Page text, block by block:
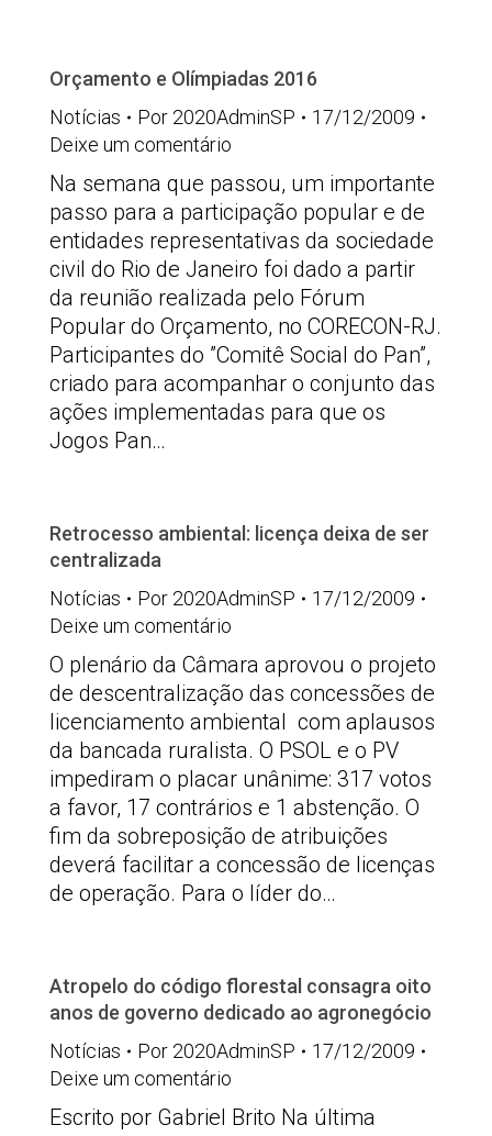
Orçamento e Olímpiadas 2016
Notícias
Por 2020AdminSP
17/12/2009
Deixe um comentário
Na semana que passou, um importante
passo para a participação popular e de
entidades representativas da sociedade
civil do Rio de Janeiro foi dado a partir
da reunião realizada pelo Fórum
Popular do Orçamento, no CORECON-RJ.
Participantes do ”Comitê Social do Pan”,
criado para acompanhar o conjunto das
ações implementadas para que os
Jogos Pan…
Retrocesso ambiental: licença deixa de ser
centralizada
Notícias
Por 2020AdminSP
17/12/2009
Deixe um comentário
O plenário da Câmara aprovou o projeto
de descentralização das concessões de
licenciamento ambiental com aplausos
da bancada ruralista. O PSOL e o PV
impediram o placar unânime: 317 votos
a favor, 17 contrários e 1 abstenção. O
fim da sobreposição de atribuições
deverá facilitar a concessão de licenças
de operação. Para o líder do…
Atropelo do código florestal consagra oito
anos de governo dedicado ao agronegócio
Notícias
Por 2020AdminSP
17/12/2009
Deixe um comentário
Escrito por Gabriel Brito Na última